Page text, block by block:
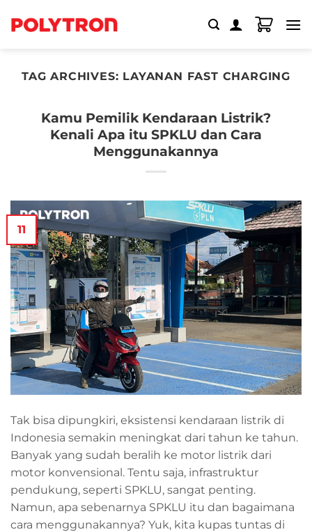
TAG ARCHIVES: LAYANAN FAST CHARGING
Kamu Pemilik Kendaraan Listrik?
Kenali Apa itu SPKLU dan Cara
Menggunakannya
11
Tak bisa dipungkiri, eksistensi kendaraan listrik di
Indonesia semakin meningkat dari tahun ke tahun.
Banyak yang sudah beralih ke motor listrik dari
motor konvensional. Tentu saja, infrastruktur
pendukung, seperti SPKLU, sangat penting.
Namun, apa sebenarnya SPKLU itu dan bagaimana
cara menggunakannya? Yuk, kita kupas tuntas di